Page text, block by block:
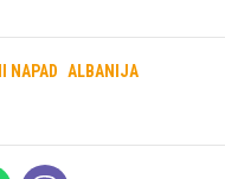
NAPAD ALBANIJA